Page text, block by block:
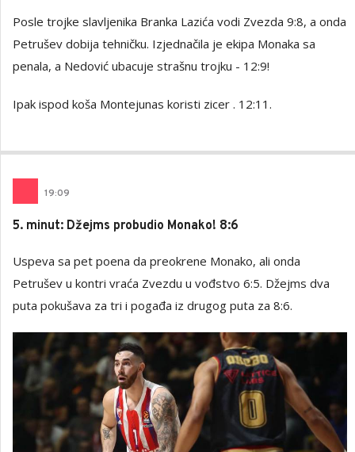
Posle trojke slavljenika Branka Lazića vodi Zvezda 9:8, a onda
Petrušev dobija tehničku. Izjednačila je ekipa Monaka sa
penala, a Nedović ubacuje strašnu trojku - 12:9!
Ipak ispod koša Montejunas koristi zicer . 12:11.
19:09
5. minut: Džejms probudio Monako! 8:6
Uspeva sa pet poena da preokrene Monako, ali onda
Petrušev u kontri vraća Zvezdu u vođstvo 6:5. Džejms dva
puta pokušava za tri i pogađa iz drugog puta za 8:6.